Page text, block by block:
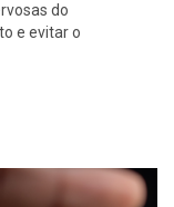
do
e evitar o